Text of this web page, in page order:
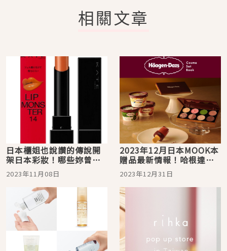
相關文章
日本櫃姐也說讚的傳說開
架日本彩妝！哪些妳曾經
用過？哪些還沒入手呢？
2023年11月08日
2023年12月日本MOOK本
贈品最新情報！哈根達斯
豪華彩妝組可愛到捨不得
用
2023年12月31日